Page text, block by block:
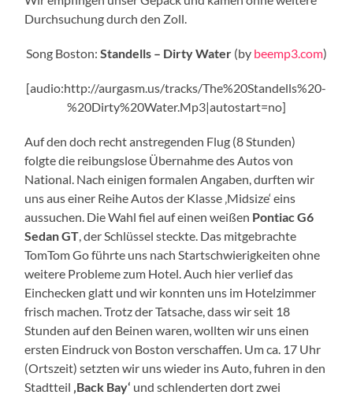
Durchsuchung durch den Zoll.
Song Boston: Standells – Dirty Water(by beemp3.com)
[audio:http://aurgasm.us/tracks/The%20Standells%20-
%20Dirty%20Water.Mp3|autostart=no]
Auf den doch recht anstregenden Flug (8 Stunden)
folgte die reibungslose Übernahme des Autos von
National. Nach einigen formalen Angaben, durften wir
uns aus einer Reihe Autos der Klasse ‚Midsize‘ eins
aussuchen. Die Wahl fiel auf einen weißen Pontiac G6
Sedan GT , der Schlüssel steckte. Das mitgebrachte
TomTom Go führte uns nach Startschwierigkeiten ohne
weitere Probleme zum Hotel. Auch hier verlief das
Einchecken glatt und wir konnten uns im Hotelzimmer
frisch machen. Trotz der Tatsache, dass wir seit 18
Stunden auf den Beinen waren, wollten wir uns einen
ersten Eindruck von Boston verschaffen. Um ca. 17 Uhr
(Ortszeit) setzten wir uns wieder ins Auto, fuhren in den
Stadtteil ‚Back Bay‘ und schlenderten dort zwei